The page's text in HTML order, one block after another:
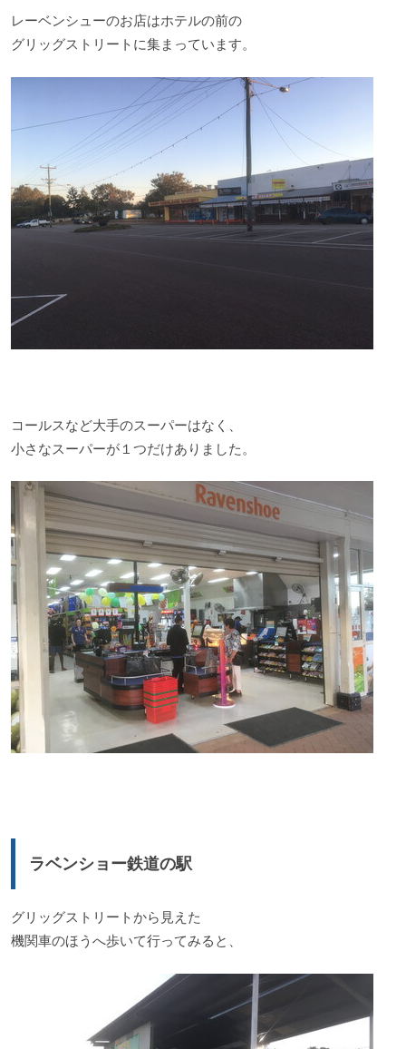
レーベンシューのお店はホテルの前の
グリッグストリートに集まっています。
コールスなど大手のスーパーはなく、
小さなスーパーが１つだけありました。
ラベンショー鉄道の駅
グリッグストリートから見えた
機関車のほうへ歩いて行ってみると、